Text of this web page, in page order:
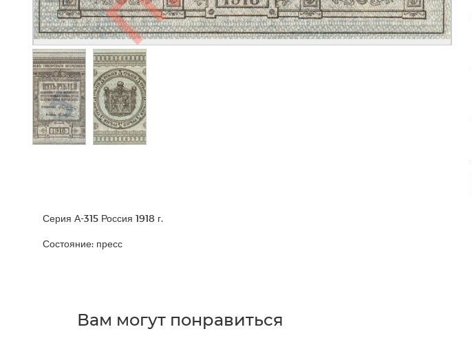
Серия А-315 Россия 1918 г.
Состояние: пресс
Вам могут понравиться